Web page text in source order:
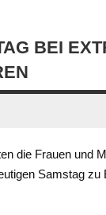
BEI
die Frauen und
Samstag zu